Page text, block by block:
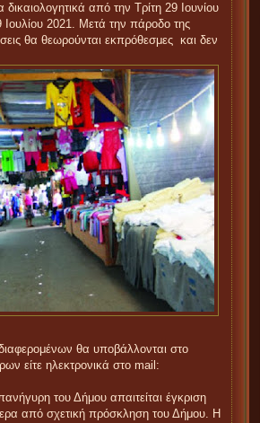
από την Τρίτη 29 Ιουνίου
2021. Μετά την πάροδο της
θα θεωρούνται εκπρόθεσμες και δεν
θα υποβάλλονται στο
είτε ηλεκτρονικά στο mail:
του Δήμου απαιτείται έγκριση
από σχετική πρόσκληση του Δήμου. Η